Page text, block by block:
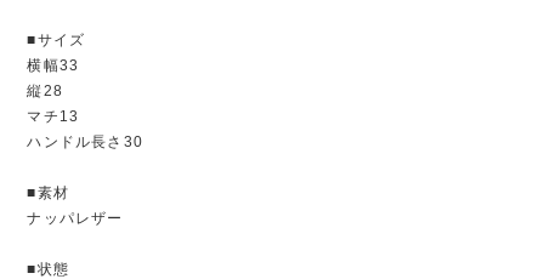
■サイズ
横幅33
縦28
マチ13
ハンドル長さ30
■素材
ナッパレザー
■状態